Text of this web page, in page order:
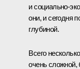
и
они, и сегодня
глубиной.
Всего
очень сложной,